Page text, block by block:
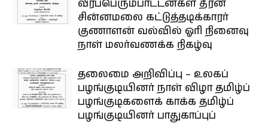
வீரப்பெரும்பாட்டன்கள் தீரன்
சின்னமலை கட்டுத்தடிக்காரர்
குணாளன் வல்வில் ஓரி நினைவு
நாள் மலர்வணக்க நிகழ்வு
தலைமை அறிவிப்பு – உலகப்
பழங்குடியினர் நாள் விழா தமிழ்ப்
பழங்குடிகளைக் காக்க தமிழ்ப்
பழங்குடியினர் பாதுகாப்புப்